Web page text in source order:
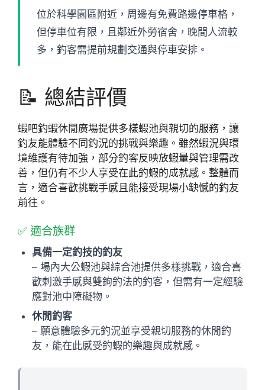
位於科學園區附近，周邊有免費路邊停車格，
但停車位有限，且鄰近外勞宿舍，晚間人流較
多，釣客需提前規劃交通與停車安排。
📝 總結評價
蝦吧釣蝦休閒廣場提供多樣蝦池與親切的服務，讓
釣友能體驗不同釣況的挑戰與樂趣。雖然蝦況與環
境維護有待加強，部分釣客反映放蝦量與管理需改
善，但仍有不少人享受在此釣蝦的成就感。整體而
言，適合喜歡挑戰手感且能接受現場小缺憾的釣友
前往。
✅ 適合族群
具備一定釣技的釣友
– 場內大公蝦池與綜合池提供多樣挑戰，適合喜
歡刺激手感與雙鉤釣法的釣客，但需有一定經驗
應對池中障礙物。
休閒釣客
– 願意體驗多元釣況並享受親切服務的休閒釣
友，能在此感受釣蝦的樂趣與成就感。